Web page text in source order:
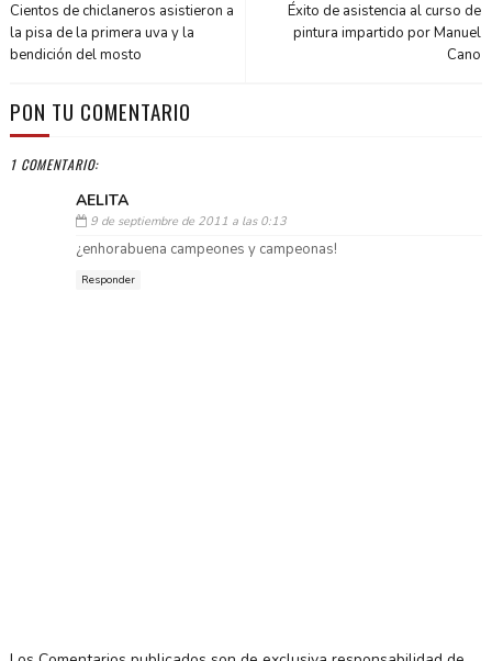
Éxito de asistencia al curso de
pintura impartido por Manuel
Cano
Cientos de chiclaneros asistieron a
la pisa de la primera uva y la
bendición del mosto
PON TU COMENTARIO
1 COMENTARIO:
AELITA
9 de septiembre de 2011 a las 0:13
¿enhorabuena campeones y campeonas!
Responder